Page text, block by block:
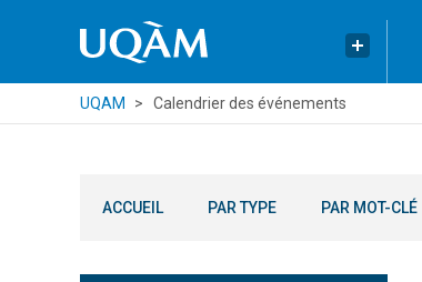
UQAM Calendrier des événements
ACCUEIL PAR TYPE PAR MOT-CLÉ